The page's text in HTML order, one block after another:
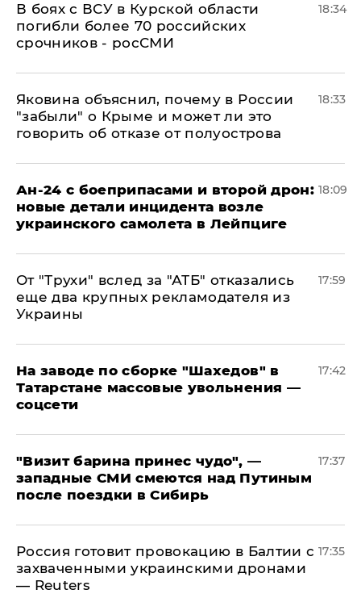
В боях с ВСУ в Курской области
погибли более 70 российских
срочников - росСМИ
18:34
Яковина объяснил, почему в России
"забыли" о Крыме и может ли это
говорить об отказе от полуострова
18:33
Ан-24 с боеприпасами и второй дрон:
новые детали инцидента возле
украинского самолета в Лейпциге
18:09
От "Трухи" вслед за "АТБ" отказались
еще два крупных рекламодателя из
Украины
17:59
На заводе по сборке "Шахедов" в
Татарстане массовые увольнения —
соцсети
17:42
"Визит барина принес чудо", —
западные СМИ смеются над Путиным
после поездки в Сибирь
17:37
​Россия готовит провокацию в Балтии с
захваченными украинскими дронами
— Reuters
17:35